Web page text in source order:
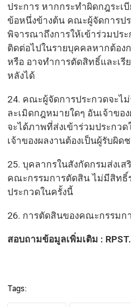
ประการ หากกระทำผิดกฎระเ
ข้อหนึ่งข้างต้น คณะผู้จัดการป
พิจารณาถึงการให้เข้าร่วมปร
ติดต่อไปในรายบุคคลหากต้อง
หรือ อาจทำการตัดสิทธิ์และเรี
หลังได้
24. คณะผู้จัดการประกวดจะไ
ละเมิดกฎหมายใดๆ อันเจ้าขอ
จะได้ภาพที่ส่งเข้าร่วมประกวด
เจ้าของผลงานต้องเป็นผู้รับผิด
25. บุคลากรในสังกัดกรมส่งเ
คณะกรรมการตัดสิน ไม่มีสิทธิ์
ประกวดในครั้งนี้
26. การตัดสินของคณะกรรมก
สอบถามข้อมูลเพิ่มเติม :
Tags: